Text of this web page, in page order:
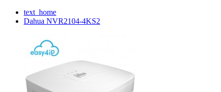
text_home
Dahua NVR2104-4KS2